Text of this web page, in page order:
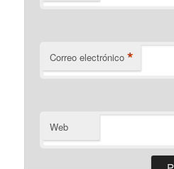
Correo electrónico *
Web